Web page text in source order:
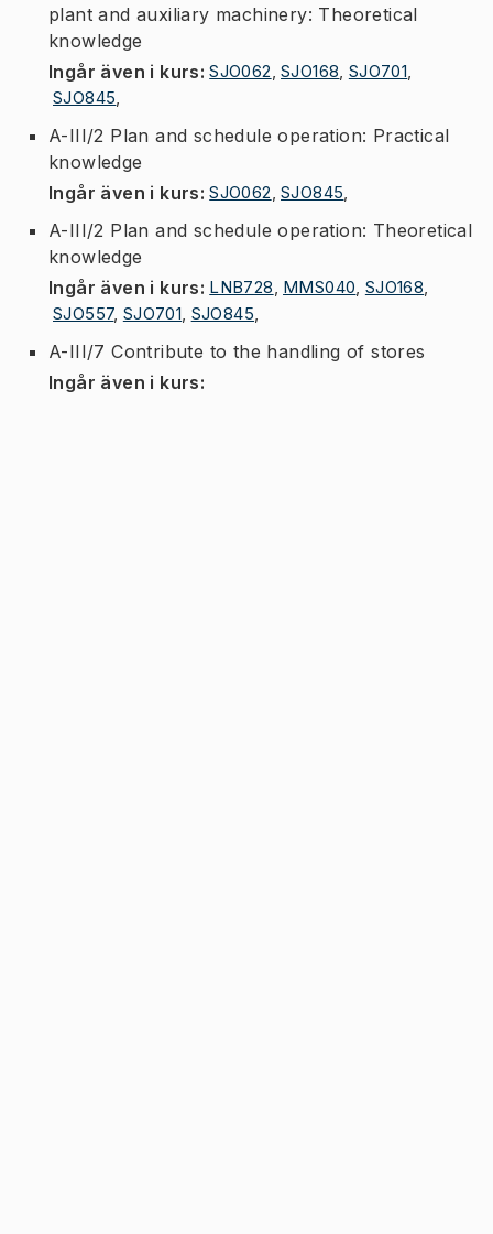
plant and auxiliary machinery: Theoretical
knowledge
Ingår även i kurs: SJO062 SJO168 SJO701
SJO845
A-III/2 Plan and schedule operation: Practical
knowledge
Ingår även i kurs: SJO062 SJO845
A-III/2 Plan and schedule operation: Theoretical
knowledge
Ingår även i kurs: LNB728 MMS040 SJO168
SJO557, SJO701 SJO845
A-III/7 Contribute to the handling of stores
Ingår även i kurs: